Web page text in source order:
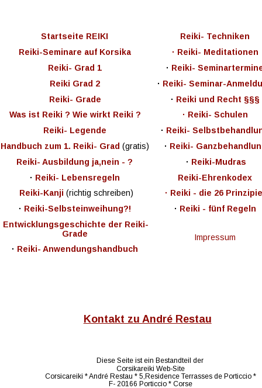
Startseite REIKI
Reiki-Seminare auf Korsika
Reiki- Grad 1
Reiki Grad 2
Reiki- Grade
Was ist Reiki ? Wie wirkt Reiki ?
Reiki- Legende
Handbuch zum 1. Reiki- Grad (gratis)
Reiki- Ausbildung ja,nein - ?
· Reiki- Lebensregeln
Reiki-Kanji (richtig schreiben)
· Reiki-Selbsteinweihung?!
Entwicklungsgeschichte der Reiki-
Grade
· Reiki- Anwendungshandbuch
Reiki- Techniken
· Reiki- Meditationen
· Reiki-
· Reiki- Seminar-
· Reiki und Recht §§§
· Reiki- Schulen
· Reiki-
· Reiki-
· Reiki-Mudras
Reiki-Ehrenkodex
· Reiki - die 26
· Reiki - fünf Regeln
Impressum
Diese Seite ist ein Bestandteil der
Corsikareiki Web-Site
Corsicareiki * André Restau * 5,Residence Terrasses de Porticcio *
F- 20166 Porticcio * Corse
Kontakt zu André Restau